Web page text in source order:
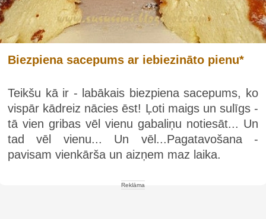
Biezpiena sacepums ar iebiezināto pienu*
Teikšu kā ir - labākais biezpiena sacepums, ko
vispār kādreiz nācies ēst! Ļoti maigs un sulīgs -
tā vien gribas vēl vienu gabaliņu notiesāt... Un
tad vēl vienu... Un vēl...Pagatavošana -
pavisam vienkārša un aizņem maz laika.
Reklāma